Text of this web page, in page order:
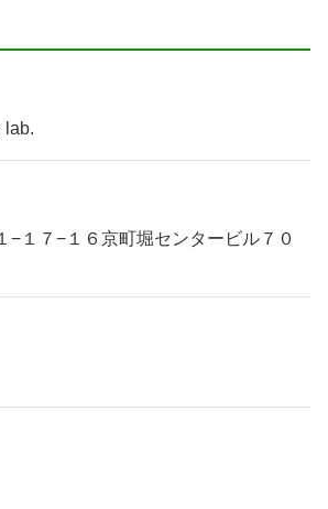
lab.
−１７−１６京町堀センタービル７０